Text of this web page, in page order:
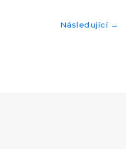
Následující →